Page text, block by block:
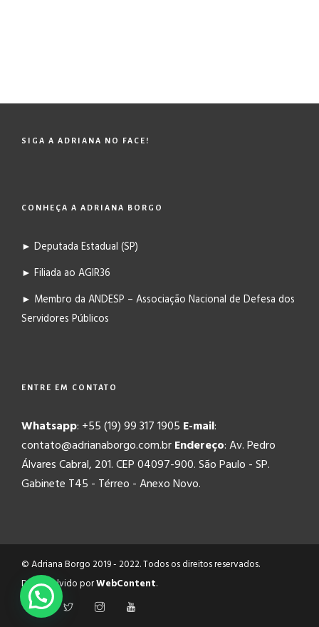
SIGA A ADRIANA NO FACE!
CONHEÇA A ADRIANA BORGO
► Deputada Estadual (SP)
► Filiada ao AGIR36
► Membro da ANDESP – Associação Nacional de Defesa dos
Servidores Públicos
ENTRE EM CONTATO
Whatsapp: +55 (19) 99 317 1905 E-mail:
contato@adrianaborgo.com.brEndereço: Av. Pedro
Álvares Cabral, 201. CEP 04097-900. São Paulo - SP.
Gabinete T45 - Térreo - Anexo Novo.
© Adriana Borgo 2019 - 2022. Todos os direitos reservados.
Desenvolvido porWebContent.